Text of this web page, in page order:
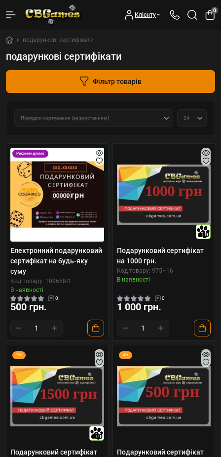
Клієнту
0
подарункові сертифікати
подарункові сертифікати
Фільтр товарів
Рекомендуємо
Електронний подарунковий
сертифікат на будь-яку
суму
Код товару: 109658-1
В наявності
0
500 грн.
10
Подарунковий сертифікат
на 1000 грн.
Код товару: 975~16
В наявності
0
1 000 грн.
Хіт
10
Подарунковий сертифікат
Хіт
Подарунковий сертифікат